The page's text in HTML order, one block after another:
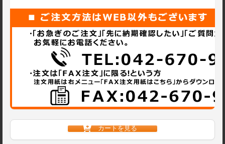
カートを見る